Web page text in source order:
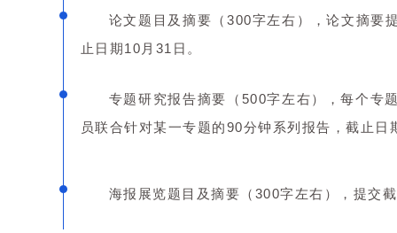
论文题目及摘要（300字左右），论文摘要
止日期10月31日。
专题研究报告摘要（500字左右），每个专
员联合针对某一专题的90分钟系列报告，截止
海报展览题目及摘要（300字左右），提交